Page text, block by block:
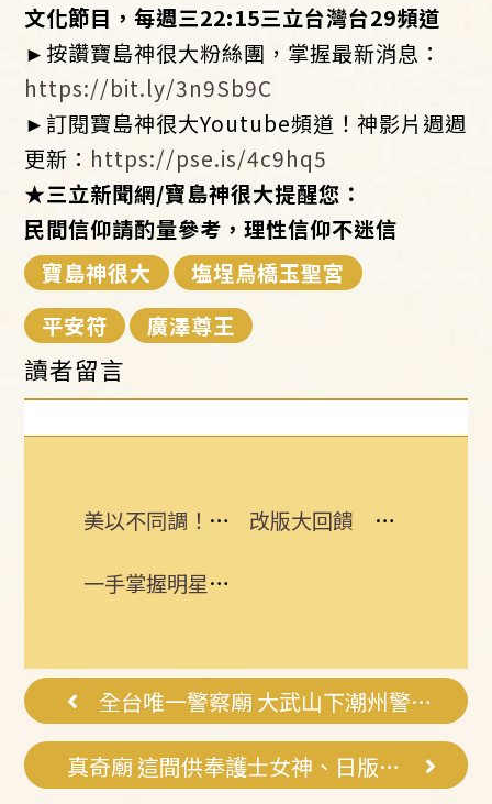
文化節目，每週三22:15三立台灣台29頻道
►按讚寶島神很大粉絲團，掌握最新消息：
https://bit.ly/3n9Sb9C
►訂閱寶島神很大Youtube頻道！神影片週週
更新： https://pse.is/4c9hq5
★三立新聞網/寶島神很大提醒您：
民間信仰請酌量參考，理性信仰不迷信
寶島神很大
塩埕烏橋玉聖宮
平安符
廣澤尊王
讀者留言
美以不同調！尼坦雅胡拒絕15點加薩計畫 改版大回饋 熱門3C大獎接力送
一手掌握明星動態 即刻下載娛樂星聞APP
全台唯一警察廟 大武山下潮州警走向國際
真奇廟 這間供奉護士女神、日版關聖帝君